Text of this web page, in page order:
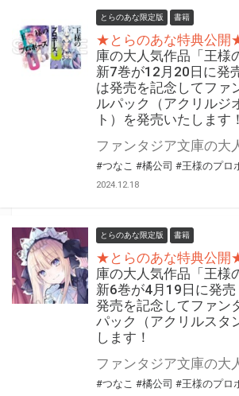
とらのあな限定版 書籍
★とらのあな特典公開
庫の大人気作品「王様
新7巻が12月20日に発
は発売を記念してファ
ルパック（アクリルジ
ト）を発売いたします！
#つなこ #橘公司 #王様のプロ
2024.12.18
とらのあな限定版 書籍
★とらのあな特典公開
庫の大人気作品「王様
新6巻が4月19日に発
発売を記念してファン
パック（アクリルスタ
します！
#つなこ #橘公司 #王様のプロ